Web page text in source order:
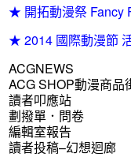
★ 開拓動漫祭 Fancy
★ 2014 國際動漫節
ACGNEWS
ACG SHOP動漫商品
讀者叩應站
劃撥單．問卷
編輯室報告
讀者投稿–幻想迴廊